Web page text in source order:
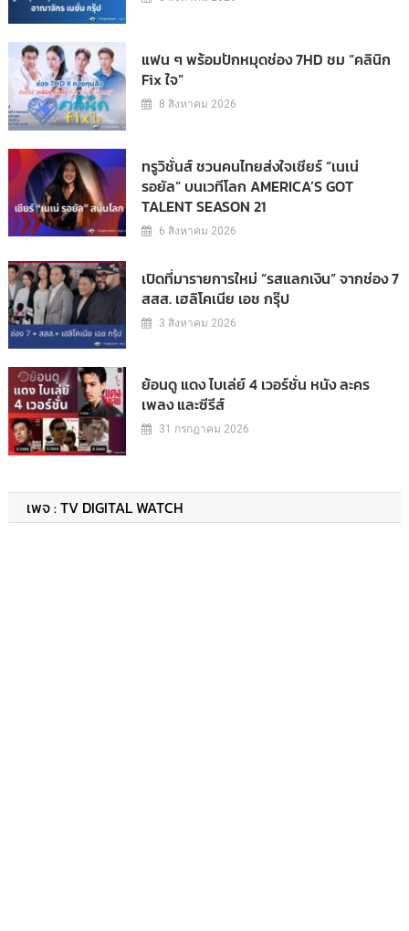
แฟน ๆ พร้อมปักหมุดช่อง 7HD ชม “คลินิก
Fix ใจ”
8 สิงหาคม 2026
ทรูวิชั่นส์ ชวนคนไทยส่งใจเชียร์ “เนเน่
รอยัล” บนเวทีโลก AMERICA’S GOT
TALENT SEASON 21
6 สิงหาคม 2026
เปิดที่มารายการใหม่ “รสแลกเงิน” จากช่อง 7
สสส. เฮลิโคเนีย เอช กรุ๊ป
3 สิงหาคม 2026
ย้อนดู แดง ไบเล่ย์ 4 เวอร์ชั่น หนัง ละคร
เพลง และซีรีส์
31 กรกฎาคม 2026
เพจ : TV DIGITAL WATCH